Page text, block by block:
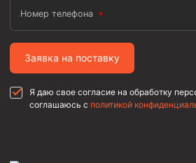
Противовыбросовое оборудование
Системы верхнего привода (СВП)
Номер телефона
Заявка на поставку
Я даю свое согласие на обработку
соглашаюсь с политикой